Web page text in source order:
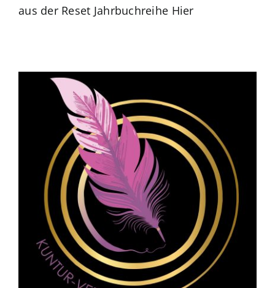
aus der Reset Jahrbuchreihe Hier